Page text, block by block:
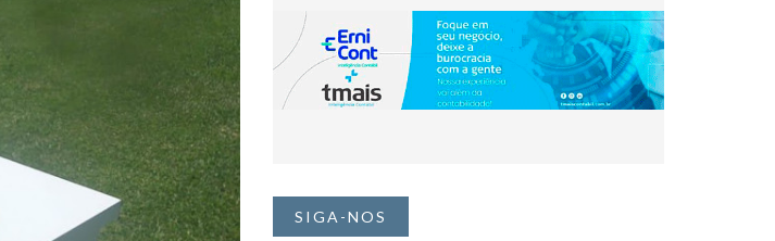
SIGA-NOS